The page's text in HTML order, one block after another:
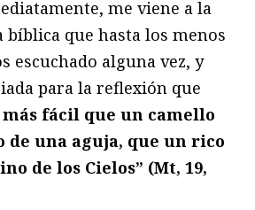
me viene a la
bíblica que hasta los menos
escuchado alguna vez, y
para la reflexión que
más fácil que un camello
de una aguja, que un rico
de los Cielos” (Mt, 19,